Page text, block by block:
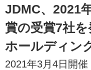
JDMC、2021
賞の受賞7社
ホールディン
2021年3月4日開